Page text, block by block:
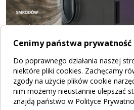
Jak działa filtracja
ODORcut i
Cenimy państwa prywatność
Do poprawnego działania naszej
niektóre pliki cookies. Zachęcamy
zgody na użycie plików cookie
nim możemy nieustannie ulepszać
znajdą państwo w Polityce